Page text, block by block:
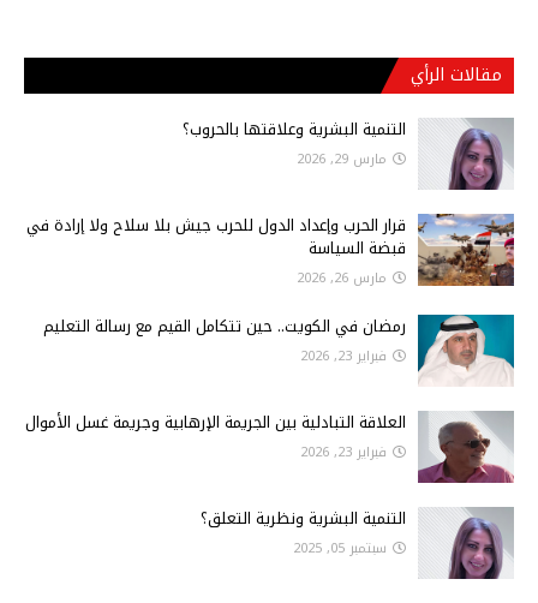
مقالات الرأي
التنمية البشرية وعلاقتها بالحروب؟
مارس 29, 2026
قرار الحرب وإعداد الدول للحرب جيش بلا سلاح ولا إرادة في
قبضة السياسة
مارس 26, 2026
رمضان في الكويت.. حين تتكامل القيم مع رسالة التعليم
فبراير 23, 2026
العلاقة التبادلية بين الجريمة الإرهابية وجريمة غسل الأموال
فبراير 23, 2026
التنمية البشرية ونظرية التعلق؟
سبتمبر 05, 2025